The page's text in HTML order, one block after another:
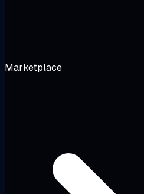
Marketplace